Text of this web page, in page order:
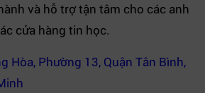
và hỗ trợ tận tâm cho các anh
cửa hàng tin học.
Hòa, Phường 13, Quận Tân Bình,